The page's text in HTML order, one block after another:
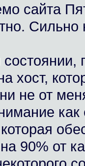
сайта
Сильно
хост,
не от
как
на 90% от